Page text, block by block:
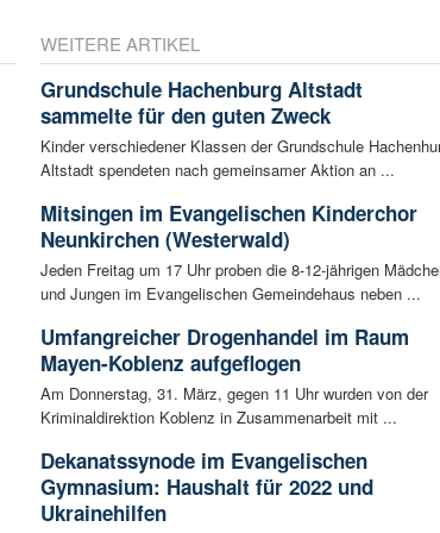
WEITERE ARTIKEL
Grundschule Hachenburg Altstadt
sammelte für den guten Zweck
Kinder verschiedener Klassen der Grundschule
Altstadt spendeten nach gemeinsamer Aktion an ...
Mitsingen im Evangelischen Kinderchor
Neunkirchen (Westerwald)
Jeden Freitag um 17 Uhr proben die 8-12-jährigen
und Jungen im Evangelischen Gemeindehaus neben ...
Umfangreicher Drogenhandel im Raum
Mayen-Koblenz aufgeflogen
Am Donnerstag, 31. März, gegen 11 Uhr wurden von der
Kriminaldirektion Koblenz in Zusammenarbeit mit ...
Dekanatssynode im Evangelischen
Gymnasium: Haushalt für 2022 und
Ukrainehilfen